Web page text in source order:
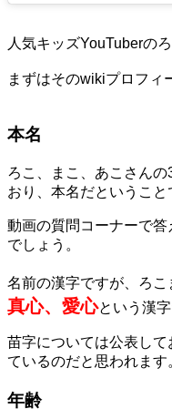
人気キッズYouTuberの
まずはそのwikiプロフィ
本名
ろこ、まこ、あこさん
おり、本名だということ
動画の質問コーナーで
でしょう。
名前の漢字ですが、ろ
真心、愛心という漢
苗字については公表し
ているのだと思われます
年齢